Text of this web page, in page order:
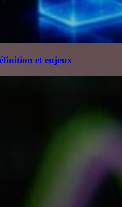
et enjeux